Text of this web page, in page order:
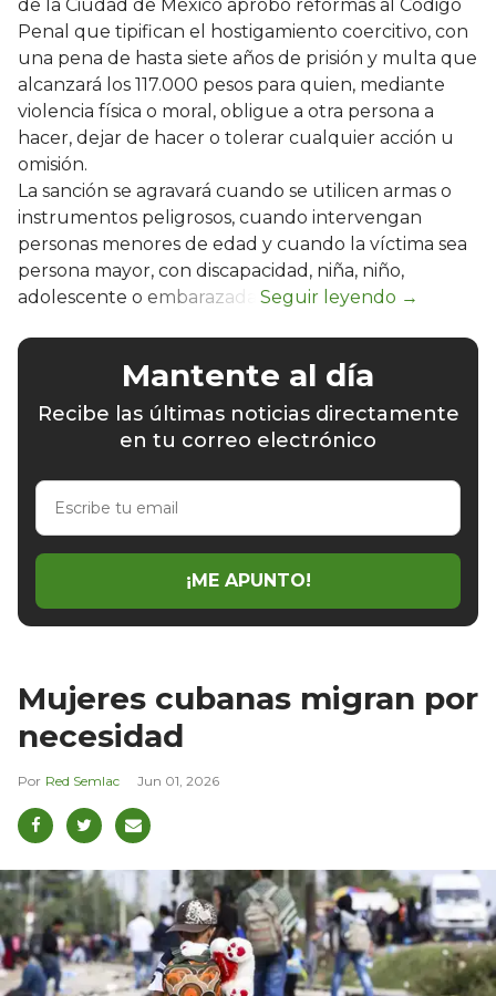
de la Ciudad de México aprobó reformas al Código
Penal que tipifican el hostigamiento coercitivo, con
una pena de hasta siete años de prisión y multa que
alcanzará los 117.000 pesos para quien, mediante
violencia física o moral, obligue a otra persona a
hacer, dejar de hacer o tolerar cualquier acción u
omisión.
La sanción se agravará cuando se utilicen armas o
instrumentos peligrosos, cuando intervengan
personas menores de edad y cuando la víctima sea
persona mayor, con discapacidad, niña, niño,
adolescente o embarazada.
Mantente al día
Recibe las últimas noticias directamente
en tu correo electrónico
Escribe
email
¡ME APUNTO!
Mujeres cubanas migran por
necesidad
Red Semlac Jun 01, 2026